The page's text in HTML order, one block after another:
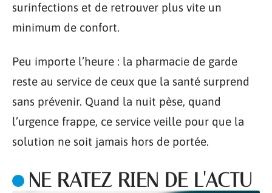
surinfections et de retrouver plus vite un
minimum de confort.
Peu importe l’heure : la pharmacie de garde
reste au service de ceux que la santé surprend
sans prévenir. Quand la nuit pèse, quand
l’urgence frappe, ce service veille pour que la
solution ne soit jamais hors de portée.
NE RATEZ RIEN DE L'ACTU